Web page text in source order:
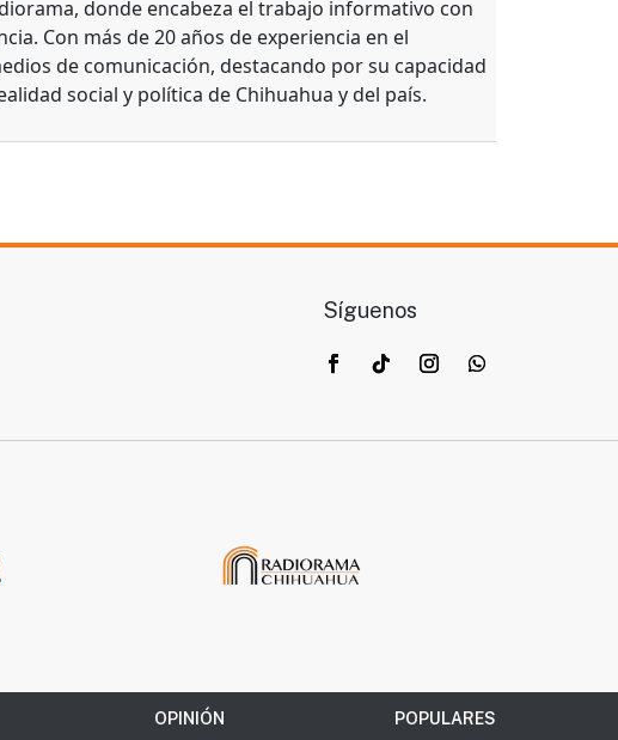
donde encabeza el trabajo informativo con
Con más de 20 años de experiencia en el
de comunicación, destacando por su capacidad
social y política de Chihuahua y del país.
Síguenos
OPINIÓN POPULARES